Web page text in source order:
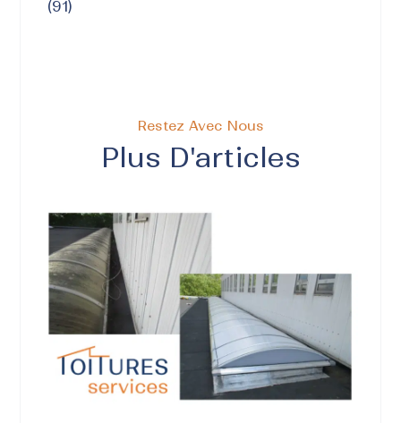
(91)
Restez Avec Nous
Plus D'articles